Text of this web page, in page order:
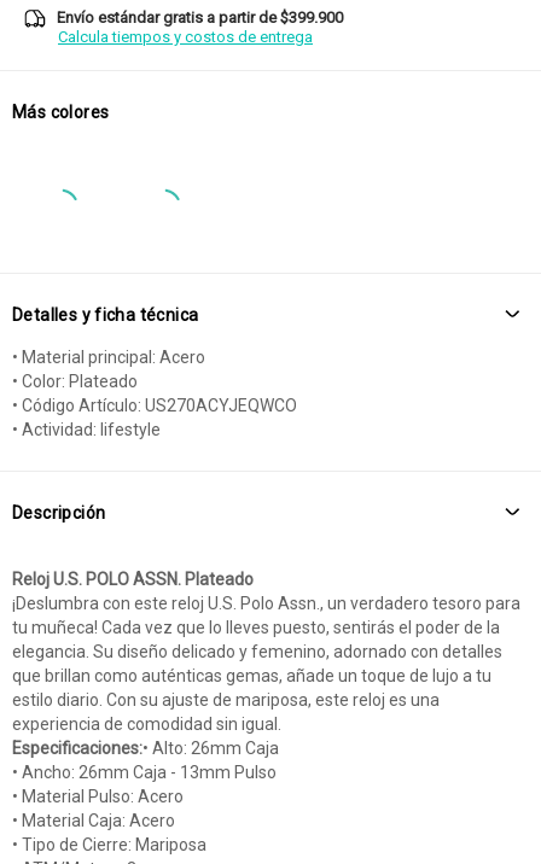
Envío estándar gratis a partir de $399.900
Calcula tiempos y costos de entrega
Más colores
Detalles y ficha técnica
• Material principal: Acero
• Color: Plateado
• Código Artículo: US270ACYJEQWCO
• Actividad: lifestyle
Descripción
Reloj U.S. POLO ASSN. Plateado
¡Deslumbra con este reloj U.S. Polo Assn., un verdadero tesoro para
tu muñeca! Cada vez que lo lleves puesto, sentirás el poder de la
elegancia. Su diseño delicado y femenino, adornado con detalles
que brillan como auténticas gemas, añade un toque de lujo a tu
estilo diario. Con su ajuste de mariposa, este reloj es una
experiencia de comodidad sin igual.
Especificaciones:• Alto: 26mm Caja
• Ancho: 26mm Caja - 13mm Pulso
• Material Pulso: Acero
• Material Caja: Acero
• Tipo de Cierre: Mariposa